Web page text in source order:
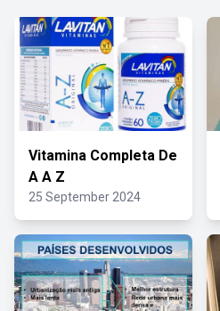
Vitamina Completa De
A A Z
25 September 2024